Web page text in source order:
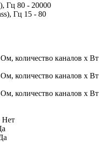
Гц 80 - 20000
Гц 15 - 80
количество каналов х Вт
количество каналов х Вт
количество каналов х Вт
Нет